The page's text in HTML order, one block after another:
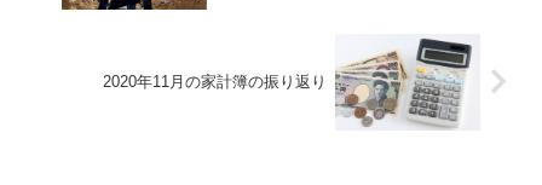
2020年11月の家計簿の振り返り